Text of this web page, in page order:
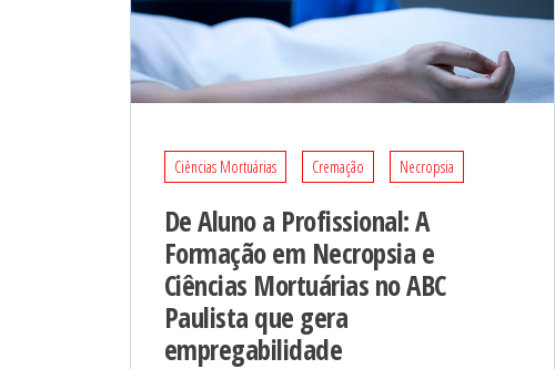
Ciências Mortuárias Cremação Necropsia
De Aluno a Profissional: A
Formação em Necropsia e
Ciências Mortuárias no ABC
Paulista que gera
empregabilidade